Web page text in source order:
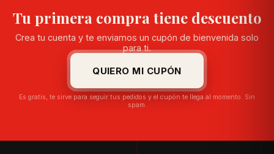
Tu primera compra tiene descuento
Crea tu cuenta y te enviamos un cupón de bienvenida solo
para ti.
QUIERO MI CUPÓN
Es gratis, te sirve para seguir tus pedidos y el cupón te llega al momento. Sin
spam.